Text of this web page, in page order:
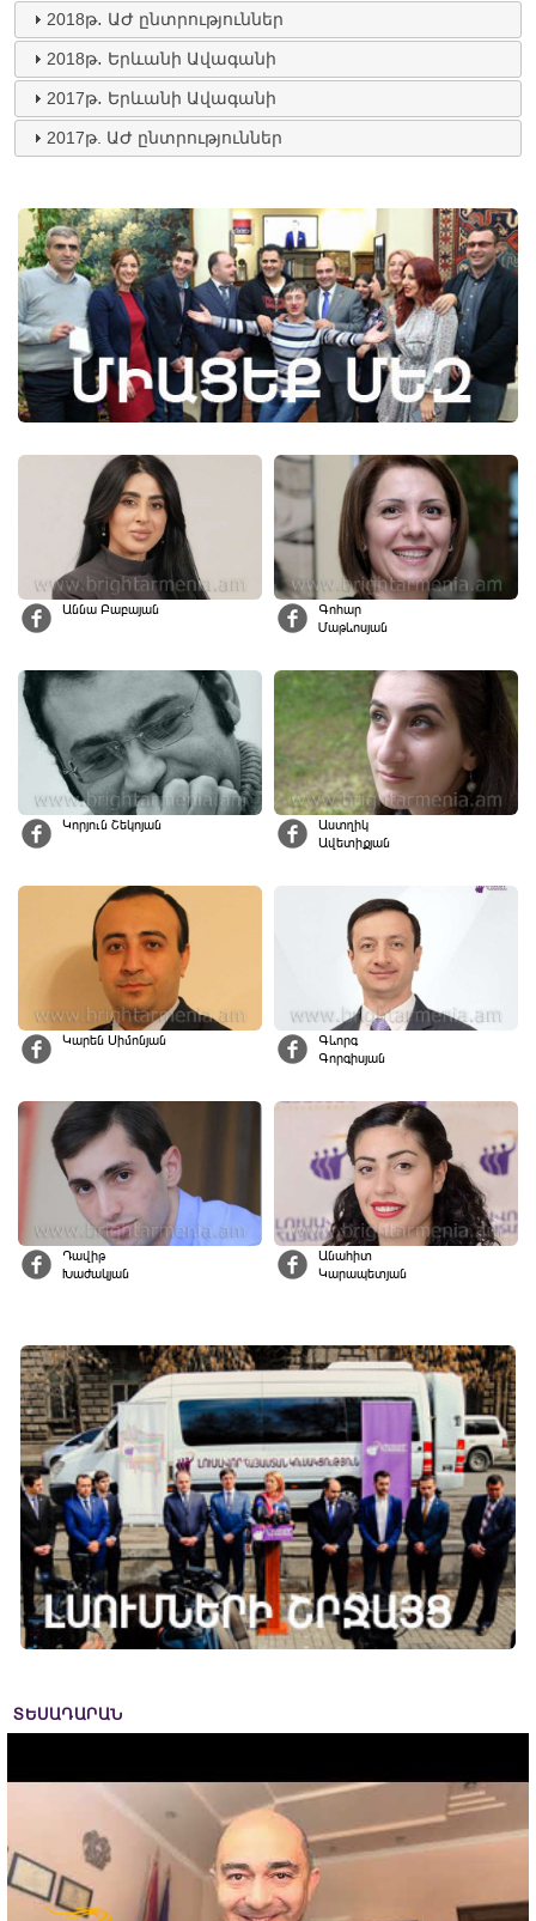
2018թ․ ԱԺ ընտրություններ
2018թ․ Երևանի Ավագանի
2017թ․ Երևանի Ավագանի
2017թ. ԱԺ ընտրություններ
Աննա Բաբայան
Գոհար
Մաթևոսյան
Կորյուն Շեկոյան
Աստղիկ
Ավետիքյան
Կարեն Սիմոնյան
Գևորգ
Գորգիսյան
Դավիթ
Խաժակյան
Անահիտ
Կարապետյան
ՏԵՍԱԴԱՐԱՆ